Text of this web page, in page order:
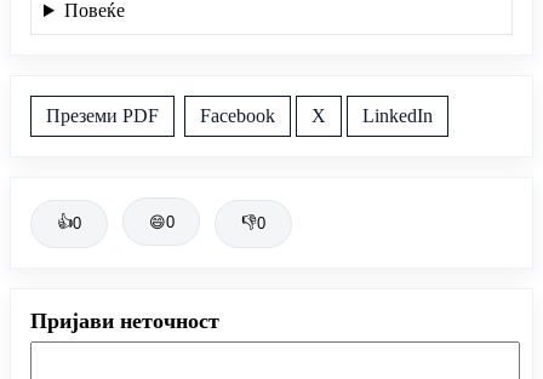
Повеќе
Преземи PDF Facebook X LinkedIn
👍0 😄0 👎0
Пријави неточност